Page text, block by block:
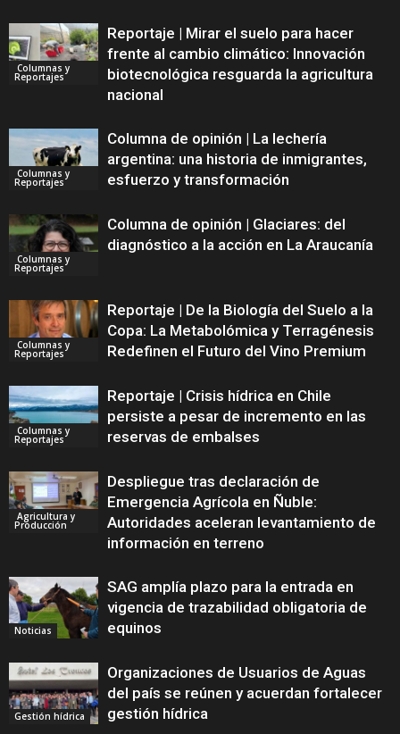
Columnas y
Reportajes
Reportaje | Mirar el suelo para hacer
frente al cambio climático: Innovación
biotecnológica resguarda la agricultura
nacional
Columnas y
Reportajes
Columna de opinión | La lechería
argentina: una historia de inmigrantes,
esfuerzo y transformación
Columnas y
Reportajes
Columna de opinión | Glaciares: del
diagnóstico a la acción en La Araucanía
Columnas y
Reportajes
Reportaje | De la Biología del Suelo a la
Copa: La Metabolómica y Terragénesis
Redefinen el Futuro del Vino Premium
Columnas y
Reportajes
Reportaje | Crisis hídrica en Chile
persiste a pesar de incremento en las
reservas de embalses
Agricultura y
Producción
Despliegue tras declaración de
Emergencia Agrícola en Ñuble:
Autoridades aceleran levantamiento de
información en terreno
Noticias
SAG amplía plazo para la entrada en
vigencia de trazabilidad obligatoria de
equinos
Gestión hídrica
Organizaciones de Usuarios de Aguas
del país se reúnen y acuerdan fortalecer
gestión hídrica